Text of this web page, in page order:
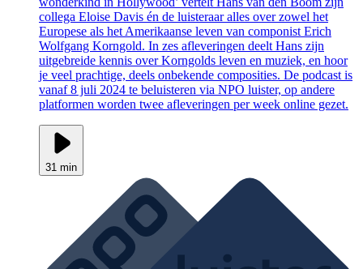
collega Eloise Davis én de luisteraar alles over zowel het
Europese als het Amerikaanse leven van componist Erich
Wolfgang Korngold. In zes afleveringen deelt Hans zijn
uitgebreide kennis over Korngolds leven en muziek, en hoor
je veel prachtige, deels onbekende composities. De podcast is
vanaf 8 juli 2024 te beluisteren via NPO luister, op andere
platformen worden twee afleveringen per week online gezet.
31 min